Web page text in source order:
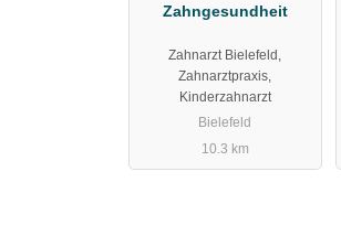
Zahngesundheit
Zahnarzt Bielefeld,
Zahnarztpraxis,
Kinderzahnarzt
Bielefeld
10.3 km